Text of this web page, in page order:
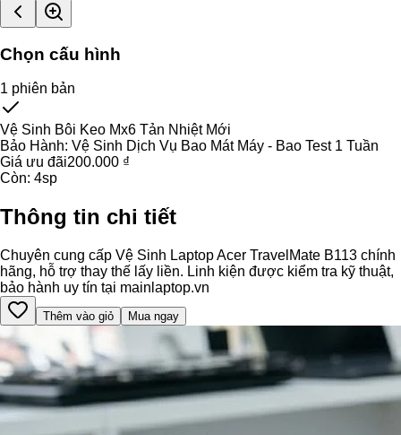
Chọn cấu hình
1 phiên bản
Vệ Sinh Bôi Keo Mx6 Tản Nhiệt Mới
Bảo Hành: Vệ Sinh Dịch Vụ Bao Mát Máy - Bao Test 1 Tuần
Giá ưu đãi200.000 ₫
Còn: 4sp
Thông tin chi tiết
Chuyên cung cấp Vệ Sinh Laptop Acer TravelMate B113 chính
hãng, hỗ trợ thay thế lấy liền. Linh kiện được kiểm tra kỹ thuật,
bảo hành uy tín tại mainlaptop.vn
Thêm vào giỏ Mua ngay